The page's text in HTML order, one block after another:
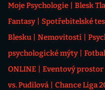
Moje Psychologie Blesk
Fantasy
Spotřebitelské
Blesku
Nemovitosti
psychologické mýty
ONLINE
Eventový prostor
vs. Pudilová
Chance Liga